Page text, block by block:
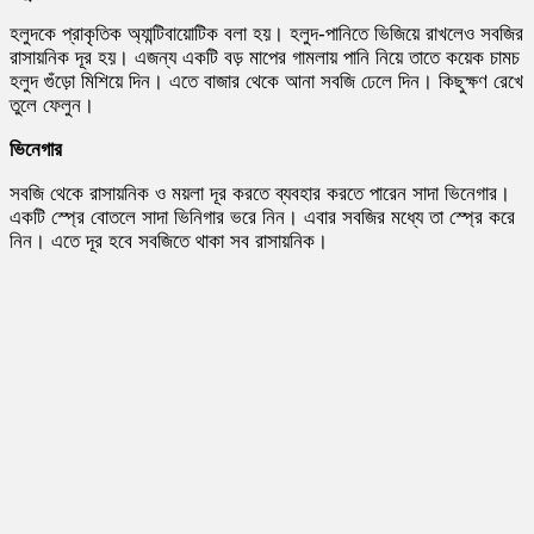
হলুদকে প্রাকৃতিক অ্যান্টিবায়োটিক বলা হয়। হলুদ-পানিতে ভিজিয়ে রাখলেও সবজির
রাসায়নিক দূর হয়। এজন্য একটি বড় মাপের গামলায় পানি নিয়ে তাতে কয়েক চামচ
হলুদ গুঁড়ো মিশিয়ে দিন। এতে বাজার থেকে আনা সবজি ঢেলে দিন। কিছুক্ষণ রেখে
তুলে ফেলুন।
ভিনেগার
সবজি থেকে রাসায়নিক ও ময়লা দূর করতে ব্যবহার করতে পারেন সাদা ভিনেগার।
একটি স্প্রে বোতলে সাদা ভিনিগার ভরে নিন। এবার সবজির মধ্যে তা স্প্রে করে
নিন। এতে দূর হবে সবজিতে থাকা সব রাসায়নিক।